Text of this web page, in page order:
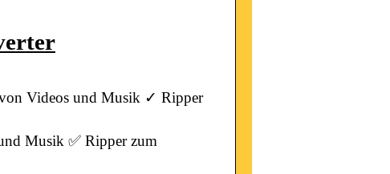
Videos und Musik ✓ Ripper
Musik ✅ Ripper zum